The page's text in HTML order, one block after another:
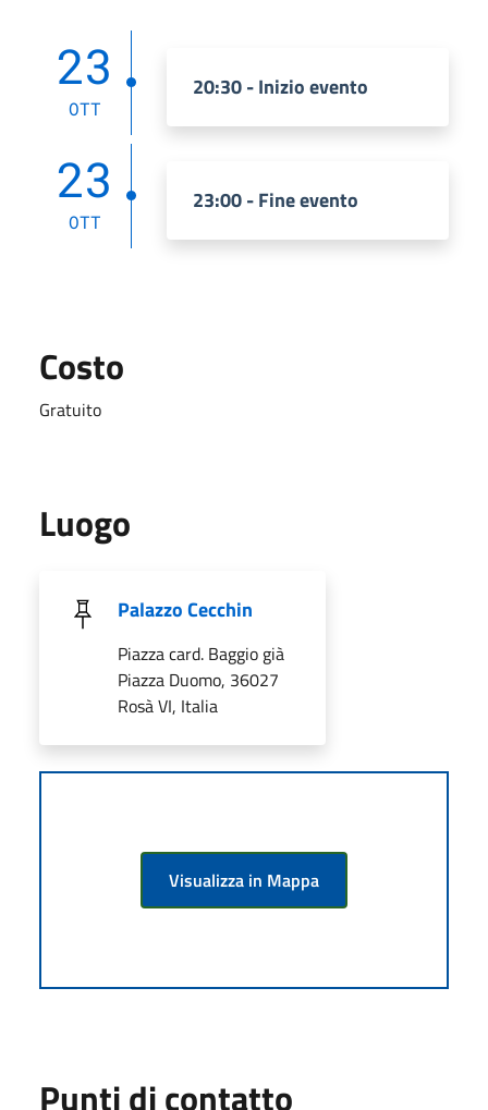
23
OTT
20:30 - Inizio evento
23
OTT
23:00 - Fine evento
Costo
Gratuito
Luogo
Palazzo Cecchin
Piazza card. Baggio già
Piazza Duomo, 36027
Rosà VI, Italia
Visualizza in Mappa
Punti di contatto